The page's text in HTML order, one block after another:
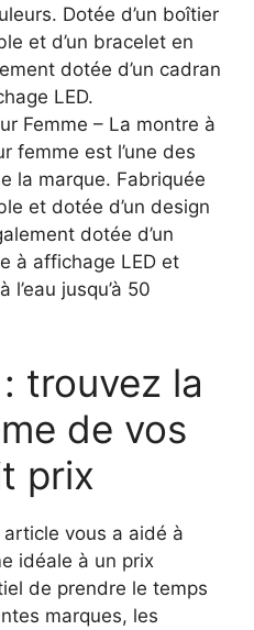
Dotée d’un boîtier
et d’un bracelet en
dotée d’un cadran
LED.
Femme – La montre à
femme est l’une des
la marque. Fabriquée
et dotée d’un design
dotée d’un
à affichage LED et
l’eau jusqu’à 50
trouvez la
de vos
prix
vous a aidé à
idéale à un prix
de prendre le temps
marques, les